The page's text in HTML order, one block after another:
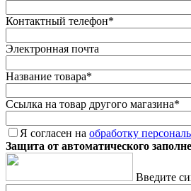
Контактный телефон*
Электронная почта
Название товара*
Ссылка на товар другого магазина*
Я согласен на обработку
Защита от автоматического
Введите